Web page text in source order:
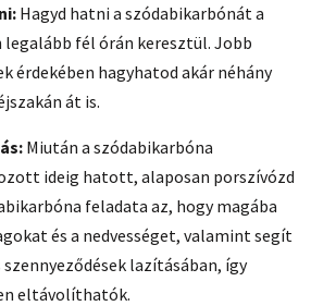
Hagyd hatni a szódabikarbónát a
legalább fél órán keresztül. Jobb
érdekében hagyhatod akár néhány
át is.
Miután a szódabikarbóna
ideig hatott, alaposan porszívózd
feladata az, hogy magába
és a nedvességet, valamint segít
lazításában, így
eltávolíthatók.